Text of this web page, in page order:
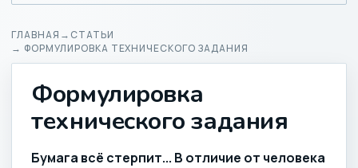
ГЛАВНАЯ → СТАТЬИ
→ ФОРМУЛИРОВКА ТЕХНИЧЕСКОГО ЗАДАНИЯ
Формулировка
технического задания
Бумага всё стерпит... В отличие от человека